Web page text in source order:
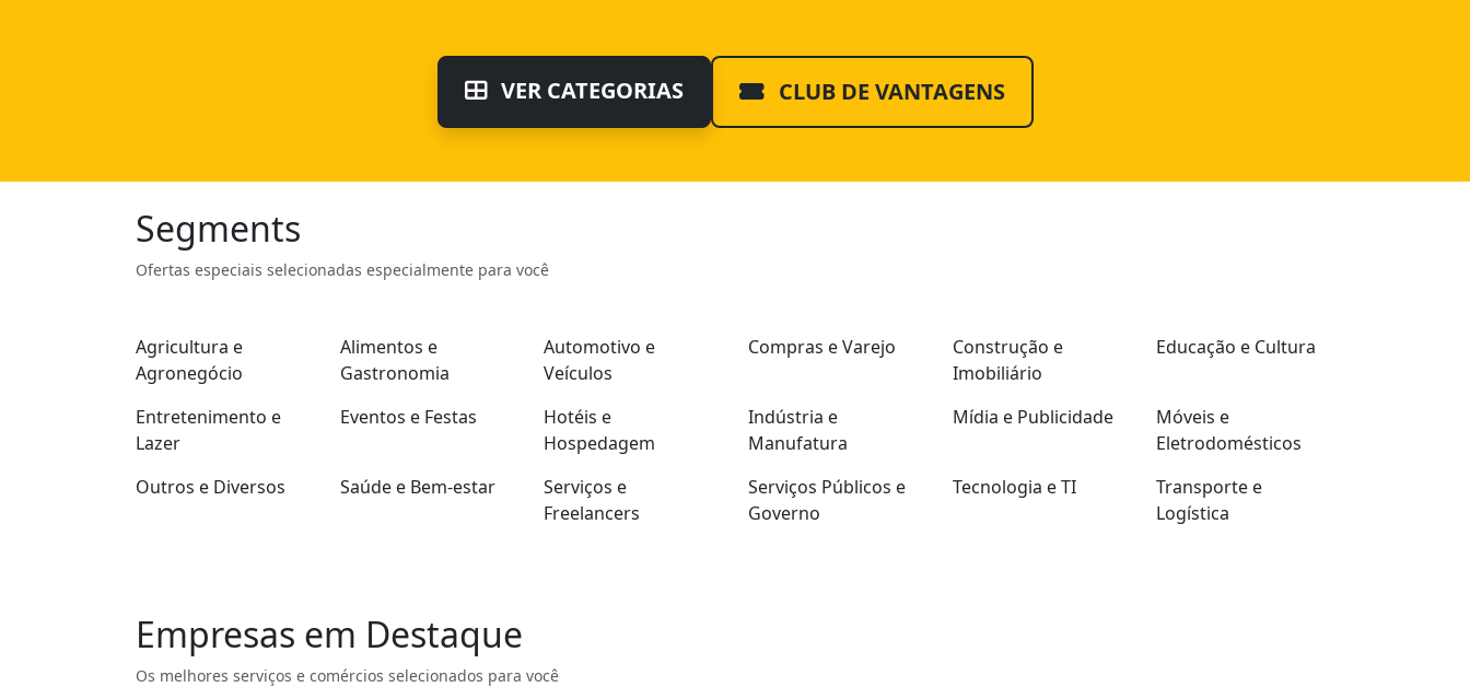
VER CATEGORIAS CLUB DE VANTAGENS
Segments
Ofertas especiais selecionadas especialmente para você
Agricultura e
Agronegócio
Alimentos e
Gastronomia
Automotivo e
Veículos
Compras e Varejo
Construção e
Imobiliário
Educação e Cultura
Entretenimento e
Lazer
Eventos e Festas
Hotéis e
Hospedagem
Indústria e
Manufatura
Mídia e Publicidade
Móveis e
Eletrodomésticos
Outros e Diversos
Saúde e Bem-estar
Serviços e
Freelancers
Serviços Públicos e
Governo
Tecnologia e TI
Transporte e
Logística
Empresas em Destaque
Os melhores serviços e comércios selecionados para você